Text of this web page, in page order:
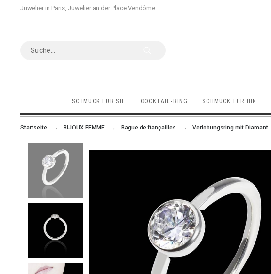
Juwelier in Paris, Juwelier an der Place Vendôme
SCHMUCK FÜR SIE COCKTAIL-RING SCHMUCK FÜR IHN
Startseite BIJOUX FEMME Bague de fiançailles Verlobungsring mit Diamant